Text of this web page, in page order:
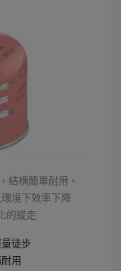
結構簡單耐用，
境下效率下降
的縱走
徒步
用